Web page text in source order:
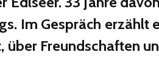
Im Gespräch erzählt
über Freundschaften